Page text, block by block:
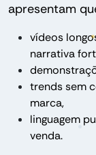
apresentam
vídeos
narrativa
trends sem
marca,
linguagem
venda.